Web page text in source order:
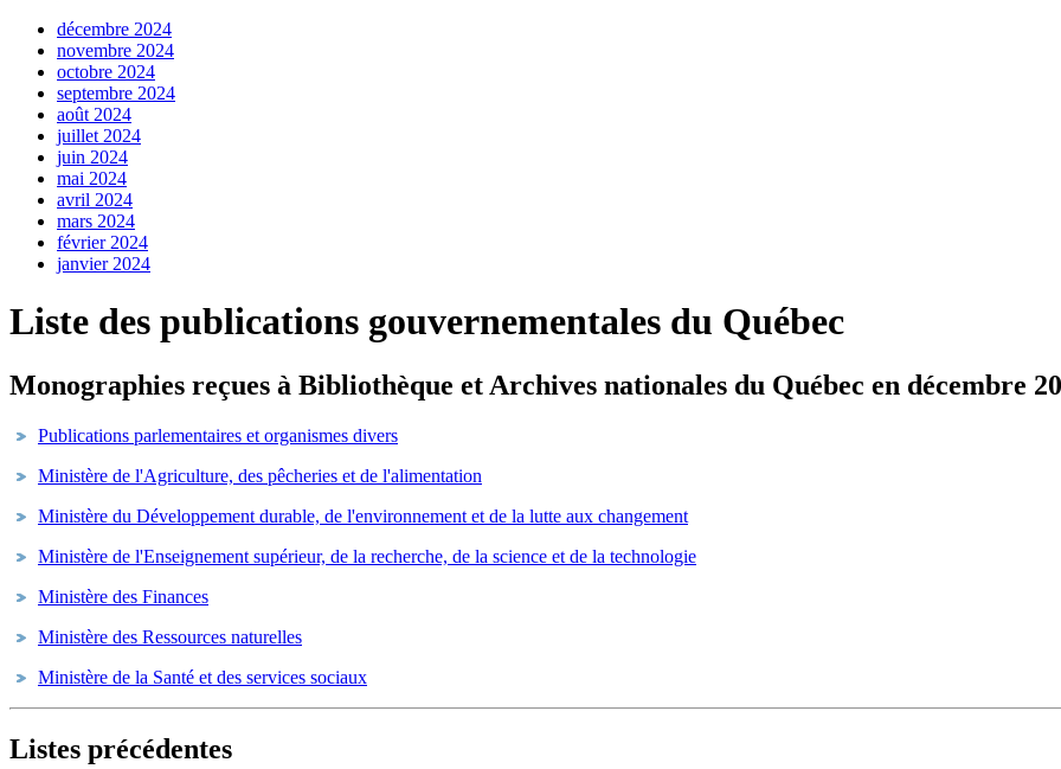
décembre 2024
novembre 2024
octobre 2024
septembre 2024
août 2024
juillet 2024
juin 2024
mai 2024
avril 2024
mars 2024
février 2024
janvier 2024
Liste des publications gouvernementales du Québec
Monographies reçues à Bibliothèque et Archives nationales du Québec en décembre
Publications parlementaires et organismes divers
Ministère de l'Agriculture, des pêcheries et de l'alimentation
Ministère du Développement durable, de l'environnement et de la lutte aux changement
Ministère de l'Enseignement supérieur, de la recherche, de la science et de la technologie
Ministère des Finances
Ministère des Ressources naturelles
Ministère de la Santé et des services sociaux
Listes précédentes